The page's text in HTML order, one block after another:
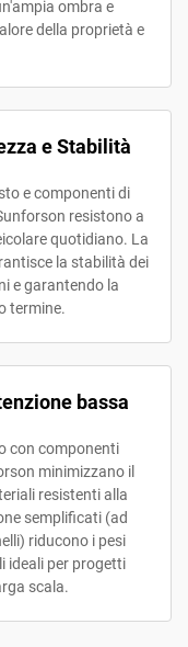
ombra e
della proprietà e
e Stabilità
e componenti di
resistono a
quotidiano. La
la stabilità dei
e garantendo la
termine.
bassa
con componenti
minimizzano il
resistenti alla
semplificati (ad
riducono i pesi
ideali per progetti
scala.